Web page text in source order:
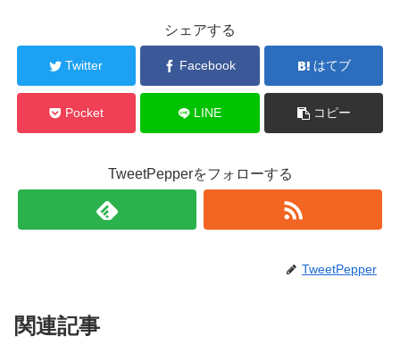
シェアする
Twitter Facebook はてブ
Pocket LINE コピー
TweetPepperをフォローする
TweetPepper
関連記事